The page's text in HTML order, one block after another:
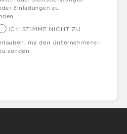
Einladungen zu
ICH STIMME NICHT ZU
mir den Unternehmens-
senden